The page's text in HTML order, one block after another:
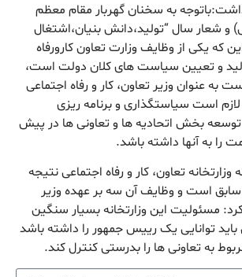
به سخنان گهربار مقام معظم
و شعار سال “تولید،دانش بنیان،اشتغال
که یکی از وظایف وزارت تعاون کارورفاه
و تعیین سیاست های کلان دولت است،
به عنوان وزیر تعاون، کار و رفاه اجتماعی
لازم است سیاستگذاری و برنامه ریزی
بخش اتحادیه ها و تعاونی ها در پیش
را به آنها داشته باشد.
وزارتخانه تعاون، کار و رفاه اجتماعی نتیجه
سابق است و وظایف آن سه بر عهده وزیر
مسئولیت این وزارتخانه بسیار سنگین
توانایی یک رییس جمهور را داشته باشد
به تعاونی ها را بدرستی کنترل کند.